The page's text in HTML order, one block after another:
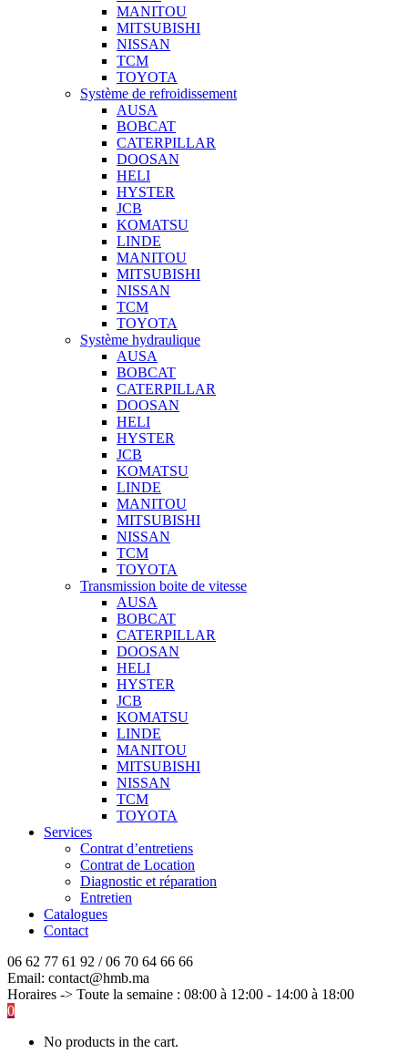
MANITOU
MITSUBISHI
NISSAN
TCM
TOYOTA
Système de refroidissement
AUSA
BOBCAT
CATERPILLAR
DOOSAN
HELI
HYSTER
JCB
KOMATSU
LINDE
MANITOU
MITSUBISHI
NISSAN
TCM
TOYOTA
Système hydraulique
AUSA
BOBCAT
CATERPILLAR
DOOSAN
HELI
HYSTER
JCB
KOMATSU
LINDE
MANITOU
MITSUBISHI
NISSAN
TCM
TOYOTA
Transmission boite de vitesse
AUSA
BOBCAT
CATERPILLAR
DOOSAN
HELI
HYSTER
JCB
KOMATSU
LINDE
MANITOU
MITSUBISHI
NISSAN
TCM
TOYOTA
Services
Contrat d’entretiens
Contrat de Location
Diagnostic et réparation
Entretien
Catalogues
Contact
06 62 77 61 92 / 06 70 64 66 66
Email: contact@hmb.ma
Horaires -> Toute la semaine : 08:00 à 12:00 - 14:00 à 18:00
0
No products in the cart.